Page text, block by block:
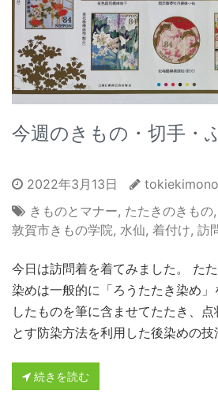
今週のきもの・切手・
2022年3月13日
tokiekimono
きものとマナー, たたきのきもの,
敦賀市きもの学院, 水仙, 着付け, 訪
今日は訪問着を着てみました。 た
染めは一般的に「ろうたたき染め
したものを筆に含ませてたたき、
とす防染方法を利用した後染めの
続きを読む